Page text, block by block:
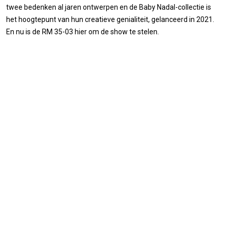
twee bedenken al jaren ontwerpen en de Baby Nadal-collectie is
het hoogtepunt van hun creatieve genialiteit, gelanceerd in 2021.
En nu is de RM 35-03 hier om de show te stelen.